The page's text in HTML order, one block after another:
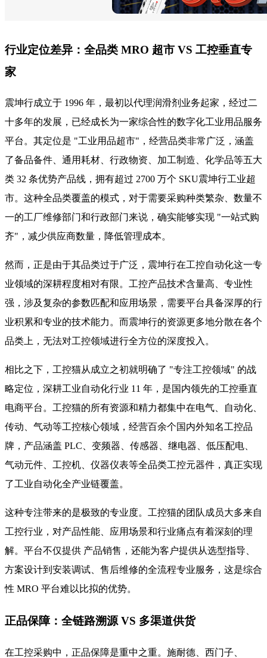
行业定位差异：全品类 MRO 超市 VS 工控垂直专
家
震坤行成立于 1996 年，最初以代理润滑剂业务起家，经过二
十多年的发展，已经成长为一家综合性的数字化工业用品服务
平台。其定位是 "工业用品超市"，经营品类非常广泛，涵盖
了备品备件、通用耗材、行政物资、加工制造、化学品等五大
类 32 条优势产品线，拥有超过 2700 万个 SKU震坤行工业超
市。这种全品类覆盖的模式，对于需要采购种类繁杂、数量不
一的工厂维修部门和行政部门来说，确实能够实现 "一站式购
齐"，减少供应商数量，降低管理成本。
然而，正是由于其品类过于广泛，震坤行在工控自动化这一专
业领域的深耕程度相对有限。工控产品技术含量高、专业性
强，涉及复杂的参数匹配和应用场景，需要平台具备深厚的行
业积累和专业的技术能力。而震坤行的资源更多地分散在各个
品类上，无法对工控领域进行全方位的深度投入。
相比之下，工控猫从成立之初就明确了 "专注工控领域" 的战
略定位，深耕工业自动化行业 11 年，是国内领先的工控垂直
电商平台。工控猫的所有资源和精力都集中在电气、自动化、
传动、气动等工控核心领域，经营百余个国内外知名工控品
牌，产品涵盖 PLC、变频器、传感器、继电器、低压配电、
气动元件、工控机、仪器仪表等全品类工控元器件，真正实现
了工业自动化全产业链覆盖。
这种专注带来的是极致的专业度。工控猫的团队成员大多来自
工控行业，对产品性能、应用场景和行业痛点有着深刻的理
解。平台不仅提供 产品销售，还能为客户提供从选型指导、
方案设计到安装调试、售后维修的全流程专业服务，这是综合
性 MRO 平台难以比拟的优势。
正品保障：全链路溯源 VS 多渠道供货
在工控采购中，正品保障是重中之重。施耐德、西门子、